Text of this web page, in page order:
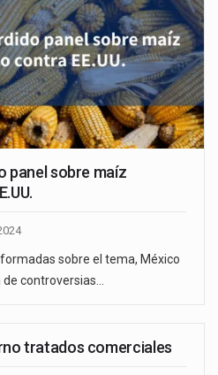
panel sobre maíz
sobre el tema, México
controversias…
tratados comerciales